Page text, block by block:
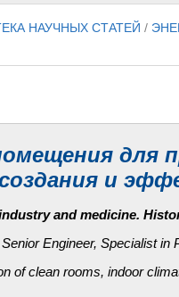
НАУЧНЫХ СТАТЕЙ /
для
и
and medicine.
Senior Engineer, Specialist in
of clean rooms, indoor